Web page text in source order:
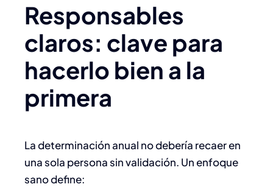
Responsables
claros: clave para
hacerlo bien a la
primera
La determinación anual no debería recaer en
una sola persona sin validación. Un enfoque
sano define: